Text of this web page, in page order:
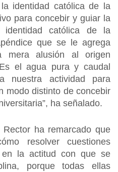
identidad católica de la
para concebir y guiar la
identidad católica de la
que se le agrega
mera alusión al origen
el agua pura y caudal
nuestra actividad para
modo distinto de concebir
ha señalado.
ha remarcado que
resolver cuestiones
en la actitud con que se
porque todas ellas